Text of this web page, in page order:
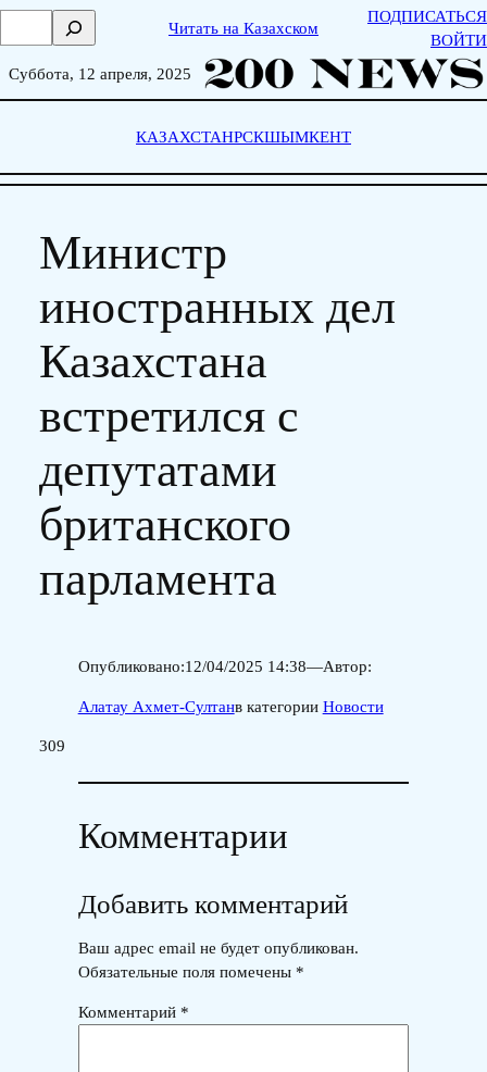
Skip
о
Читать на Казахском
ПОДПИСАТЬСЯ
ВОЙТИ
Суббота, 12 апреля, 2025
КАЗАХСТАНРСКШЫМКЕНТ
Министр
иностранных дел
Казахстана
встретился с
депутатами
британского
парламента
Опубликовано:12/04/2025 14:38—Автор:
Алатау Ахмет-Султанв категории Новости
309
Комментарии
Добавить комментарий
Ваш адрес email не будет опубликован.
Обязательные поля помечены *
Комментарий *